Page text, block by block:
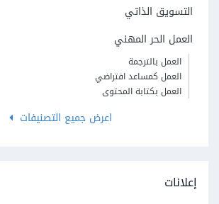
التسويق الذاتي
العمل الحر المهني
العمل بالترجمة
العمل كمساعد افتراضي
العمل بكتابة المحتوى
اعرض جميع التصنيفات
إعلانات